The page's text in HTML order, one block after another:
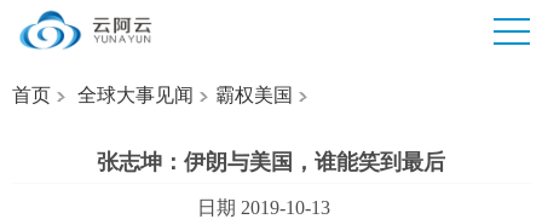
首页 全球大事见闻 霸权美国
张志坤：伊朗与美国，谁能笑到最后
日期 2019-10-13